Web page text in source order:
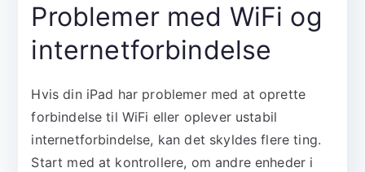
Problemer med WiFi og
internetforbindelse
Hvis din iPad har problemer med at oprette
forbindelse til WiFi eller oplever ustabil
internetforbindelse, kan det skyldes flere ting.
Start med at kontrollere, om andre enheder i